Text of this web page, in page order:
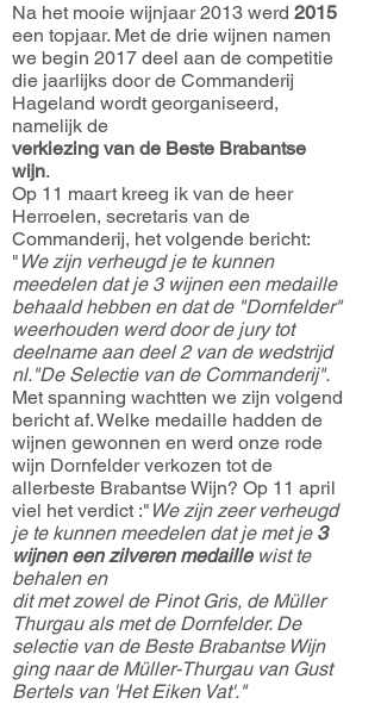
Na het mooie wijnjaar 2013 werd 2015
een topjaar. Met de drie wijnen namen
we begin 2017 deel aan de competitie
die jaarlijks door de Commanderij
Hageland wordt georganiseerd,
namelijk de
verkiezing van de Beste Brabantse
wijn.
Op 11 maart kreeg ik van de heer
Herroelen, secretaris van de
Commanderij, het volgende bericht:
" We zijn verheugd je te kunnen
meedelen dat je 3 wijnen een medaille
behaald hebben en dat de "Dornfelder"
weerhouden werd door de jury tot
deelname aan deel 2 van de wedstrijd
nl."De Selectie van de Commanderij".
Met spanning wachtten we zijn volgend
bericht af. Welke medaille hadden de
wijnen gewonnen en werd onze rode
wijn Dornfelder verkozen tot de
allerbeste Brabantse Wijn? Op 11 april
viel het verdict :" We zijn zeer verheugd
je te kunnen meedelen dat je met je 3
wijnen een zilveren medaillewist te
behalen en
dit met zowel de Pinot Gris, de Müller
Thurgau als met de Dornfelder. De
selectie van de Beste Brabantse Wijn
ging naar de Müller-Thurgau van Gust
Bertels van 'Het Eiken Vat'."